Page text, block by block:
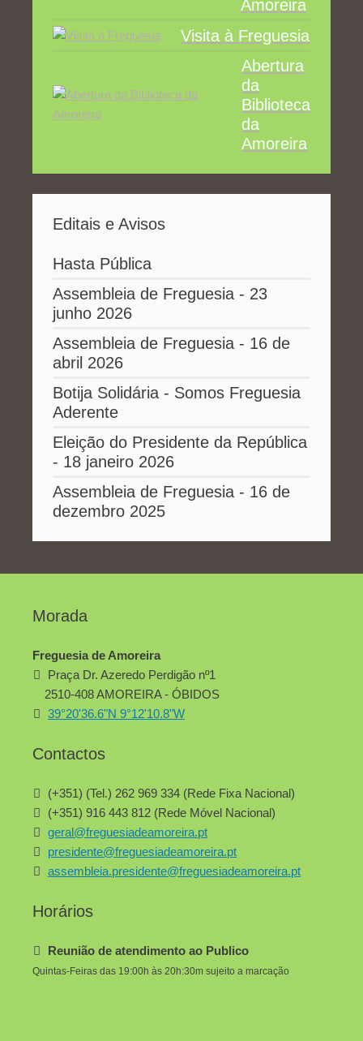
Amoreira
Visita à Freguesia
Abertura
da
Biblioteca
da
Amoreira
Editais e Avisos
Hasta Pública
Assembleia de Freguesia - 23
junho 2026
Assembleia de Freguesia - 16 de
abril 2026
Botija Solidária - Somos Freguesia
Aderente
Eleição do Presidente da República
- 18 janeiro 2026
Assembleia de Freguesia - 16 de
dezembro 2025
Morada
Freguesia de Amoreira
Praça Dr. Azeredo Perdigão nº1
2510-408 AMOREIRA - ÓBIDOS
39°20'36.6"N 9°12'10.8"W
Contactos
(+351) (Tel.) 262 969 334 (Rede Fixa Nacional)
(+351) 916 443 812 (Rede Móvel Nacional)
geral@freguesiadeamoreira.pt
presidente@freguesiadeamoreira.pt
assembleia.presidente@freguesiadeamoreira.pt
Horários
Reunião de atendimento ao Publico
Quintas-Feiras das 19:00h às 20h:30m sujeito a marcação